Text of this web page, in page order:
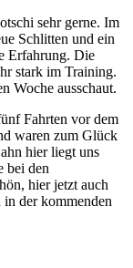
sehr gerne. Im
Schlitten und ein
Erfahrung. Die
stark im Training.
Woche ausschaut.
Fahrten vor dem
waren zum Glück
hier liegt uns
bei den
hier jetzt auch
der kommenden